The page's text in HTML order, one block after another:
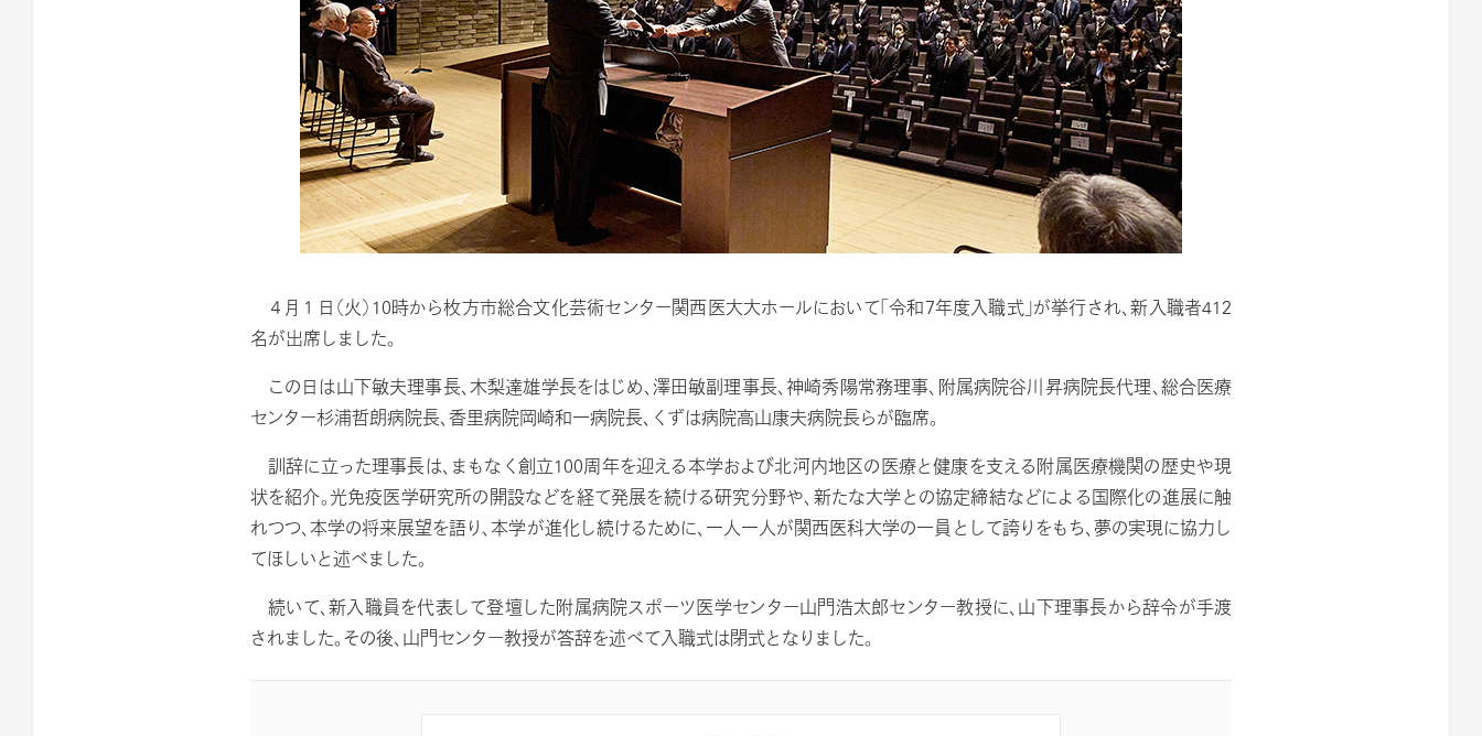
４月１日（火）10時から枚方市総合文化芸術センター関西医大大ホールにおいて「令和7年度入職式」が挙行され、新入職者412
名が出席しました。
この日は山下敏夫理事長、木梨達雄学長をはじめ、澤田敏副理事長、神崎秀陽常務理事、附属病院谷川昇病院長代理、総合医療
センター杉浦哲朗病院長、香里病院岡崎和一病院長、くずは病院高山康夫病院長らが臨席。
訓辞に立った理事長は、まもなく創立100周年を迎える本学および北河内地区の医療と健康を支える附属医療機関の歴史や現
状を紹介。光免疫医学研究所の開設などを経て発展を続ける研究分野や、新たな大学との協定締結などによる国際化の進展に触
れつつ、本学の将来展望を語り、本学が進化し続けるために、一人一人が関西医科大学の一員として誇りをもち、夢の実現に協力し
てほしいと述べました。
続いて、新入職員を代表して登壇した附属病院スポーツ医学センター山門浩太郎センター教授に、山下理事長から辞令が手渡
されました。その後、山門センター教授が答辞を述べて入職式は閉式となりました。